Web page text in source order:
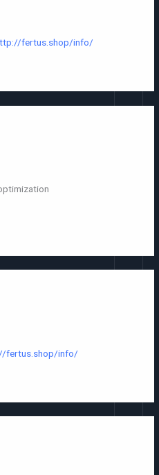
fertus.shop/info/
fertus.shop/info/